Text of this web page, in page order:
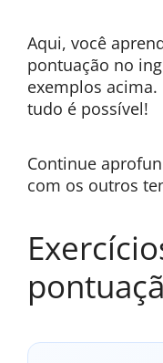
Aqui, você
pontuação no
exemplos
tudo é possível!
Continue
com os outros